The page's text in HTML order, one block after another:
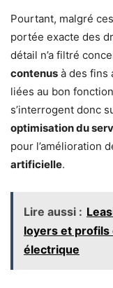
Pourtant, malgré
portée exacte des
détail n’a filtré
contenus à des fins
liées au bon
s’interrogent donc
optimisation du
pour l’amélioration
artificielle.
Lire aussi :
loyers et profils
électrique